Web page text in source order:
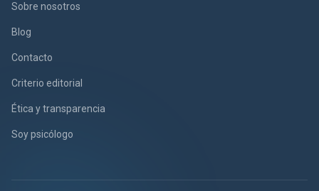
Sobre nosotros
Blog
Contacto
Criterio editorial
Ética y transparencia
Soy psicólogo